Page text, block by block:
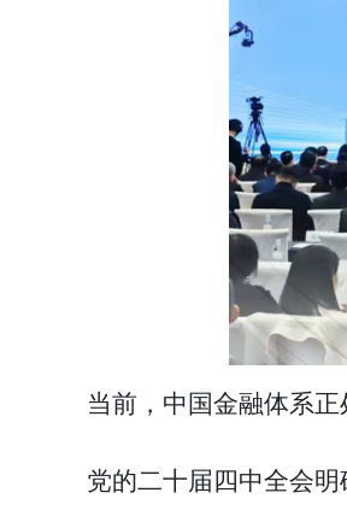
当前，中国金融体系
党的二十届四中全会